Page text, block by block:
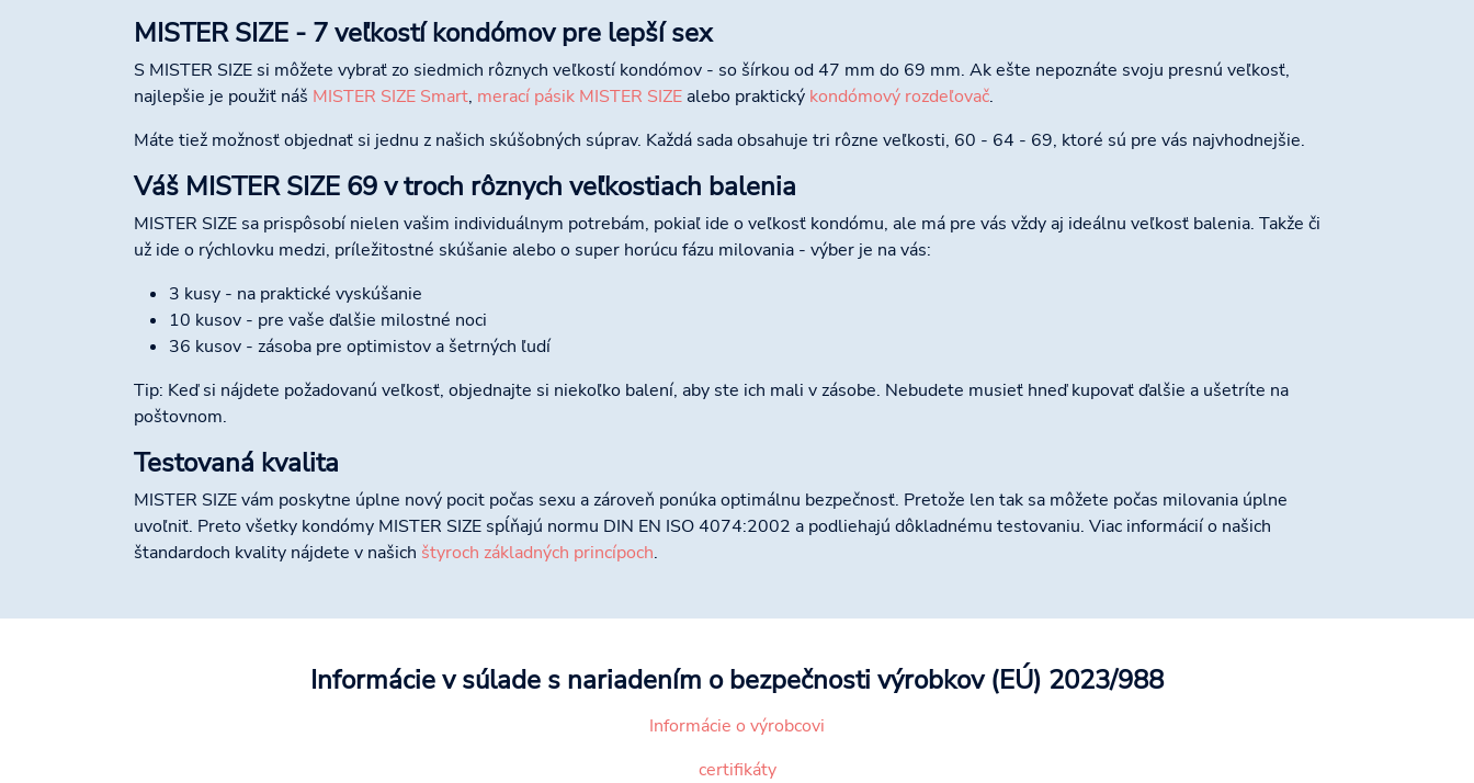
MISTER SIZE - 7 veľkostí kondómov pre lepší sex
S MISTER SIZE si môžete vybrať zo siedmich rôznych veľkostí kondómov - so šírkou od 47 mm do 69 mm. Ak ešte nepoznáte svoju presnú veľkosť,
najlepšie je použiť náš MISTER SIZE Smart, merací pásik MISTER SIZEalebo praktický kondómový rozdeľovač.
Máte tiež možnosť objednať si jednu z našich skúšobných súprav. Každá sada obsahuje tri rôzne veľkosti, 60 - 64 - 69, ktoré sú pre vás najvhodnejšie.
Váš MISTER SIZE 69 v troch rôznych veľkostiach balenia
MISTER SIZE sa prispôsobí nielen vašim individuálnym potrebám, pokiaľ ide o veľkosť kondómu, ale má pre vás vždy aj ideálnu veľkosť balenia. Takže či
už ide o rýchlovku medzi, príležitostné skúšanie alebo o super horúcu fázu milovania - výber je na vás:
3 kusy - na praktické vyskúšanie
10 kusov - pre vaše ďalšie milostné noci
36 kusov - zásoba pre optimistov a šetrných ľudí
Tip: Keď si nájdete požadovanú veľkosť, objednajte si niekoľko balení, aby ste ich mali v zásobe. Nebudete musieť hneď kupovať ďalšie a ušetríte na
poštovnom.
Testovaná kvalita
MISTER SIZE vám poskytne úplne nový pocit počas sexu a zároveň ponúka optimálnu bezpečnosť. Pretože len tak sa môžete počas milovania úplne
uvoľniť. Preto všetky kondómy MISTER SIZE spĺňajú normu DIN EN ISO 4074:2002 a podliehajú dôkladnému testovaniu. Viac informácií o našich
štandardoch kvality nájdete v našich štyroch základných princípoch.
Informácie v súlade s nariadením o bezpečnosti výrobkov (EÚ) 2023/988
Informácie o výrobcovi
certifikáty